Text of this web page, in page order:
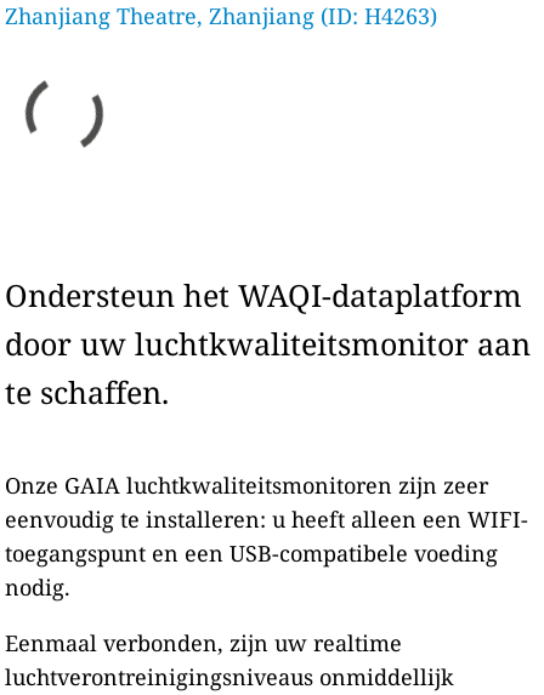
Zhanjiang Theatre, Zhanjiang (ID: H4263)
Ondersteun het WAQI-dataplatform
door uw luchtkwaliteitsmonitor aan
te schaffen.
Onze GAIA luchtkwaliteitsmonitoren zijn zeer
eenvoudig te installeren: u heeft alleen een WIFI-
toegangspunt en een USB-compatibele voeding
nodig.
Eenmaal verbonden, zijn uw realtime
luchtverontreinigingsniveaus onmiddellijk